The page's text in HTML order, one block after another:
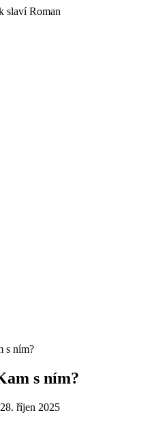
slavíRoman
s ním?
28. říjen 2025